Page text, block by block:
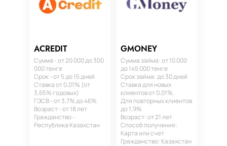
ACREDIT
Сумма - от 20 000 до 300
000 тенге
Срок - от 5 до 15 дней
Ставка от 0,01% (от
3,65% годовых)
ГЭСВ - от 3,7% до 46%
Возраст - от 18 лет
Гражданство -
Республика Казахстан
GMONEY
Сумма займа: от 10 000
до 145 000 тенге
Срок займа: до 30 дней
Ставка для новых
клиентов от 0,01%.
Для повторных клиентов
до 1,9%
Возраст: от 21 лет
Способ получения:
Карта или счет
Гражданство: Казахстан